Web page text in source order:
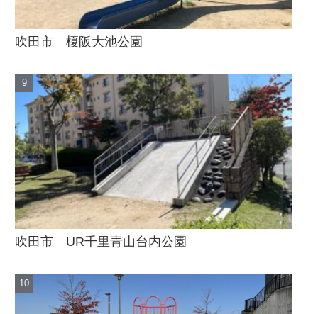
吹田市 榎阪大池公園
吹田市 UR千里青山台内公園